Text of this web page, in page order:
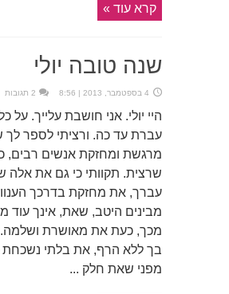
קרא עוד »
שנה טובה יולי
4 בספטמבר, 2013 | 8:56 2 תגובות
היי יולי. אני חושבת עלייך. על
עברת עד כה. ורציתי לספר לך
מרגשת ומחזקת אנשים רבים,
שרצית. תקוותי כי גם את אלה
עברך, את מחזקת בדרכך
מבינים היטב, שאת, אינך עוד
מכך, כעת את מאושרת ושלמה.
בך ללא הרף, את בלתי נשכחת
מפני שאת חלק ...